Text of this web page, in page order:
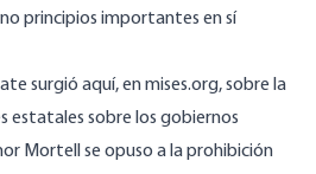
principios importantes en sí
surgió aquí, en mises.org, sobre la
estatales sobre los gobiernos
Mortell se opuso a la prohibición